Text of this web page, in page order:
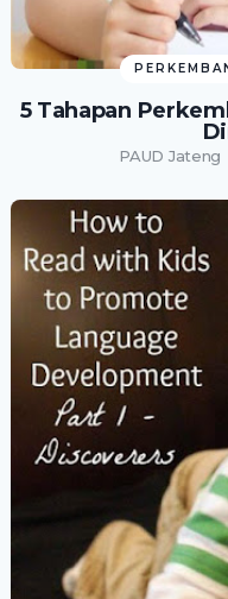
5 Tahapan
PAUD Jateng